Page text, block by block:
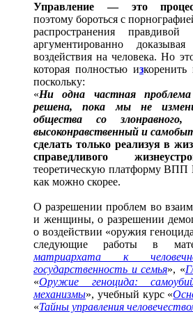
Управление ― это
поэтому бороться с
распространения
аргументированно
воздействия на человека. Но
которая полностью изкоренить
поскольку:
«Ни одна частная
решена, пока мы не
общества со
высоконравственный и
сделать только реализуя в
справедливого
теоретическую платформу
как можно скорее.
О разрешении проблем во
и женщины, о разрешении
о воздействии «оружия
следующие работы в
матриархата к
государственность и семья», «
«Оружие геноцида:
механизмы», учебный курс «
«Тайны управления